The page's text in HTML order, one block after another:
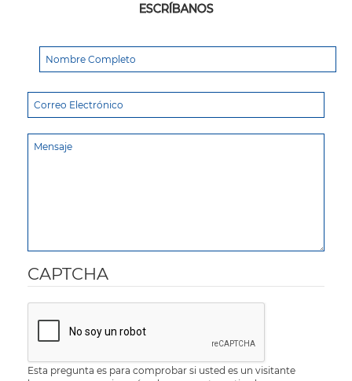
ESCRÍBANOS
CAPTCHA
Esta pregunta es para comprobar si usted es un visitante